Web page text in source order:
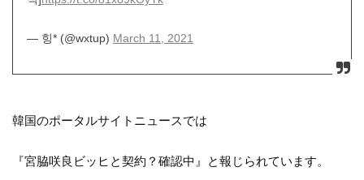
— 힝* (@wxtup) March 11, 2021
韓国のポータルサイトニュースでは
『宮脇咲良ビッヒと契約？確認中』と報じられています。